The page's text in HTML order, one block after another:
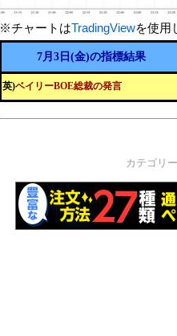
※チャートはTradingViewを使用
7月3日(金)の指標結果
英)ベイリーBOE総裁の発言
カテゴリ